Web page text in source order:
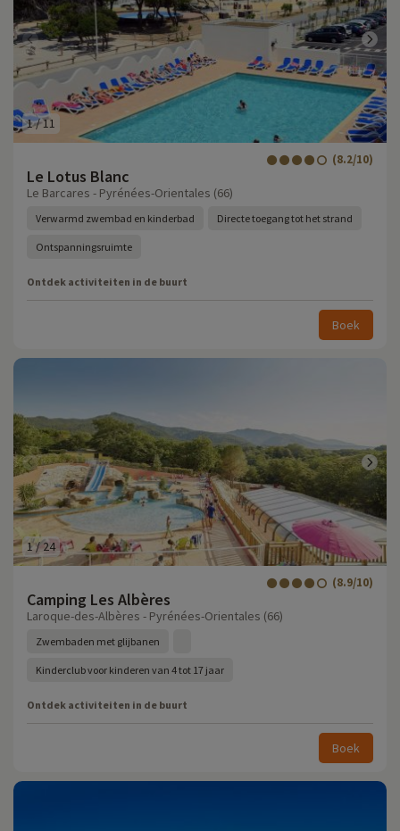
1/11
Le Lotus Blanc
(8.2/10)
Le Barcares - Pyrénées-Orientales (66)
Verwarmd zwembad en kinderbad Directe toegang tot het strand
Ontspanningsruimte
Ontdek activiteiten in de buurt
Boek
1/24
Camping Les Albères
(8.9/10)
Laroque-des-Albères - Pyrénées-Orientales (66)
Zwembaden met glijbanen
Kinderclub voor kinderen van 4 tot 17 jaar
Ontdek activiteiten in de buurt
Boek